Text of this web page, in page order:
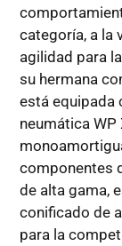
categoría, a la
agilidad para
su hermana
está equipada
neumática WP
componentes
de alta gama,
conificado de
para la